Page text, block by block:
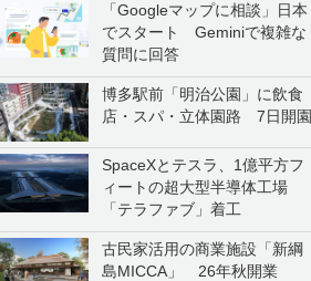
「Googleマップに相談」日本
でスタート Geminiで複雑な
質問に回答
博多駅前「明治公園」に飲食
店・スパ・立体園路 7日開園
SpaceXとテスラ、1億平方フ
ィートの超大型半導体工場
「テラファブ」着工
古民家活用の商業施設「新綱
島MICCA」 26年秋開業